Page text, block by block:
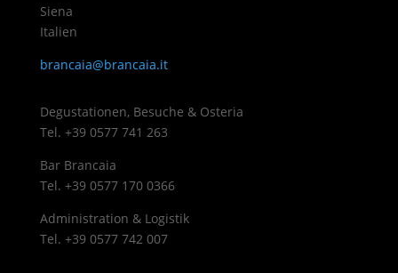
Siena
Italien
brancaia@brancaia.it
Degustationen, Besuche & Osteria
Tel. +39 0577 741 263
Bar Brancaia
Tel. +39 0577 170 0366
Administration & Logistik
Tel. +39 0577 742 007